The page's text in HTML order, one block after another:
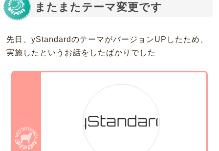
またまたテーマ変更です
先日、yStandardのテーマがバージョンUPしたため、
実施したというお話をしたばかりでした